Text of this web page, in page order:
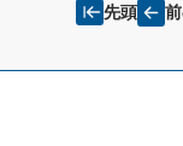
先頭